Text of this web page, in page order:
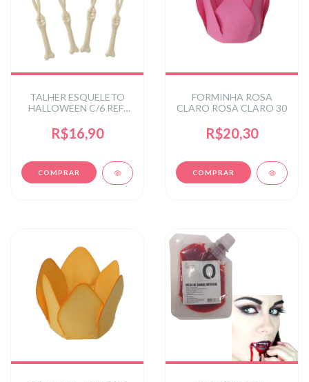
TALHER ESQUELETO
HALLOWEEN C/6 REF:
R$16,90
FORMINHA ROSA
CLARO ROSA CLARO 30
R$20,30